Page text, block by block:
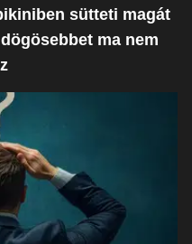
sütteti magát
ma nem